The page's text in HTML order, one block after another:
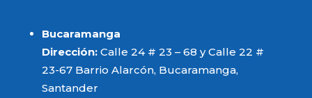
Bucaramanga
Dirección: Calle 24 # 23 – 68 y Calle 22 #
23-67 Barrio Alarcón, Bucaramanga,
Santander